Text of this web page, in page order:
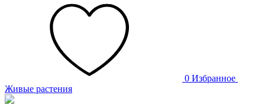
0 Избранное
Живые растения